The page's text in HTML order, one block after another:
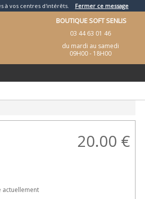
à vos centres d'intérêts. Fermer ce message
BOUTIQUE SOFT SENLIS
03 44 63 01 46
du mardi au samedi
09H00 - 18H00
20.00 €
actuellement